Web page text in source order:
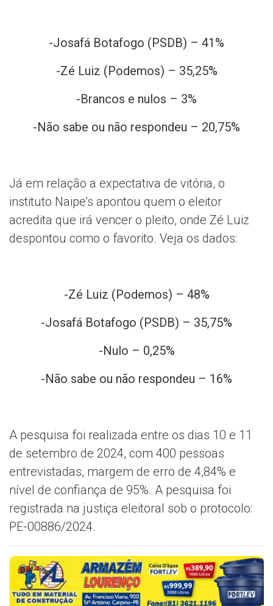
-Josafá Botafogo (PSDB) – 41%
-Zé Luiz (Podemos) – 35,25%
-Brancos e nulos – 3%
-Não sabe ou não respondeu – 20,75%
Já em relação a expectativa de vitória, o
instituto Naipe’s apontou quem o eleitor
acredita que irá vencer o pleito, onde Zé Luiz
despontou como o favorito. Veja os dados:
-Zé Luiz (Podemos) – 48%
-Josafá Botafogo (PSDB) – 35,75%
-Nulo – 0,25%
-Não sabe ou não respondeu – 16%
A pesquisa foi realizada entre os dias 10 e 11
de setembro de 2024, com 400 pessoas
entrevistadas, margem de erro de 4,84% e
nível de confiança de 95%. A pesquisa foi
registrada na justiça eleitoral sob o protocolo:
PE-00886/2024.